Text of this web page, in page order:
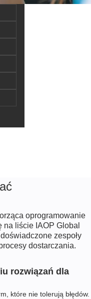
oprogramowanie
liście IAOP Global
zespoły
dostarczania.
rozwiązań dla
które nie tolerują błędów.